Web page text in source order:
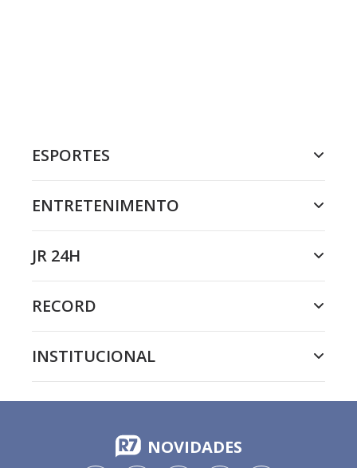
ESPORTES
ENTRETENIMENTO
JR 24H
RECORD
INSTITUCIONAL
NOVIDADES